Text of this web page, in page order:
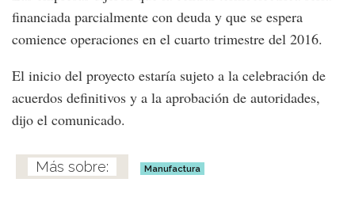
financiada parcialmente con deuda y que se espera
comience operaciones en el cuarto trimestre del 2016.
El inicio del proyecto estaría sujeto a la celebración de
acuerdos definitivos y a la aprobación de autoridades,
dijo el comunicado.
Manufactura